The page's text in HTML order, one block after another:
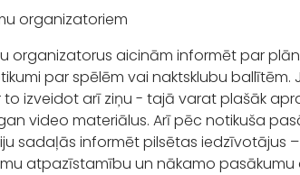
organizatoriem
organizatorus aicinām informēt par
par spēlēm vai naktsklubu ballītēm.
izveidot arī ziņu - tajā varat plašāk
video materiālus. Arī pēc notikuša
sadaļās informēt pilsētas iedzīvotājus
atpazīstamību un nākamo pasākumu